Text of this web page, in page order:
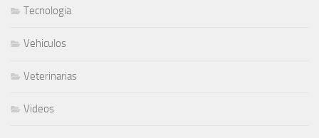
Tecnologia
Vehiculos
Veterinarias
Videos